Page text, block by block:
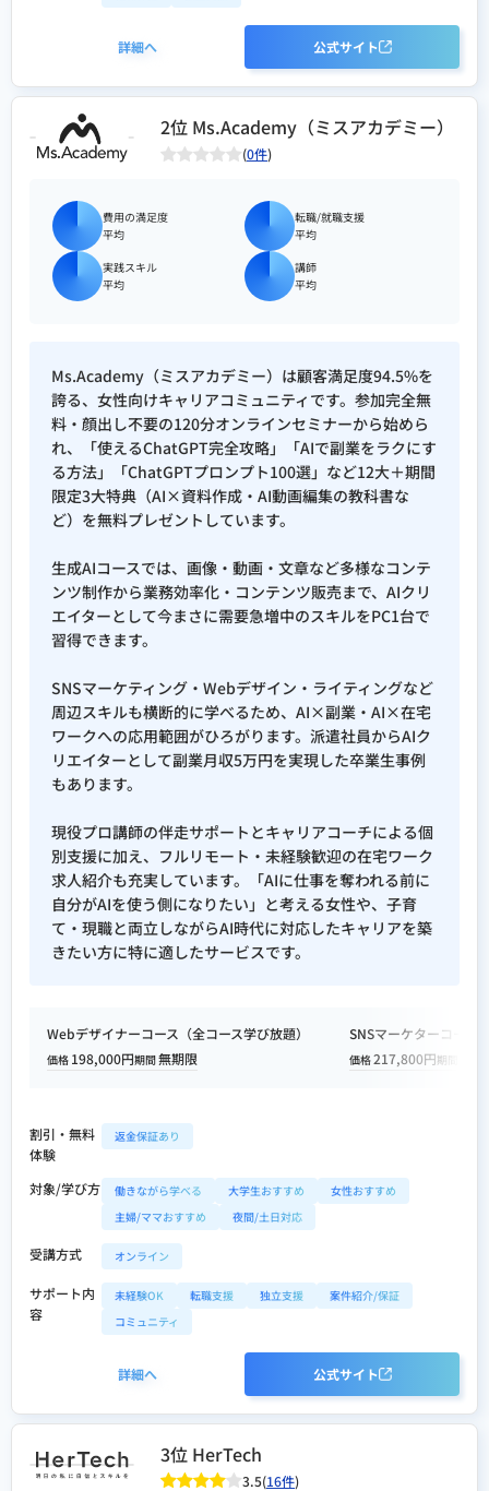
AIエージェント活用検定（一般社
団法人 日本AIスキル認定協会）
生成AIリスク管理者検定（一般社
団法人 日本AIスキル認定協会）
バイブコーディング検定（一般社
団法人 日本AIスキル認定協会）
合格証
ブ解析士協会）
詳細へ 公式サイト
2位 Ms.Academy（ミスアカデミー）
(0件)
費用の満足度
平均
転職/就職支援
平均
実践スキル
平均
講師
平均
Ms.Academy（ミスアカデミー）は顧客満足度94.5%を
誇る、女性向けキャリアコミュニティです。参加完全無
料・顔出し不要の120分オンラインセミナーから始めら
れ、「使えるChatGPT完全攻略」「AIで副業をラクにす
る方法」「ChatGPTプロンプト100選」など12大＋期間
限定3大特典（AI×資料作成・AI動画編集の教科書な
ど）を無料プレゼントしています。
生成AIコースでは、画像・動画・文章など多様なコンテ
ンツ制作から業務効率化・コンテンツ販売まで、AIクリ
エイターとして今まさに需要急増中のスキルをPC1台で
習得できます。
SNSマーケティング・Webデザイン・ライティングなど
周辺スキルも横断的に学べるため、AI×副業・AI×在宅
ワークへの応用範囲がひろがります。派遣社員からAIク
リエイターとして副業月収5万円を実現した卒業生事例
もあります。
現役プロ講師の伴走サポートとキャリアコーチによる個
別支援に加え、フルリモート・未経験歓迎の在宅ワーク
求人紹介も充実しています。「AIに仕事を奪われる前に
自分がAIを使う側になりたい」と考える女性や、子育
て・現職と両立しながらAI時代に対応したキャリアを築
きたい方に特に適したサービスです。
Webデザイナーコース（全コース学び放題）
価格 198,000円期間無期限
SNSマーケターコース
価格217,800円期間
割引・無料
体験
返金保証あり
対象/学び方 働きながら学べる 大学生おすすめ
女性おすすめ
主婦/ママおすすめ
夜間/土日対応
受講方式 オンライン
サポート内
容
未経験OK 転職支援 独立支援
案件紹介/保証
コミュニティ
詳細へ 公式サイト
3位 HerTech
3.5(16件)